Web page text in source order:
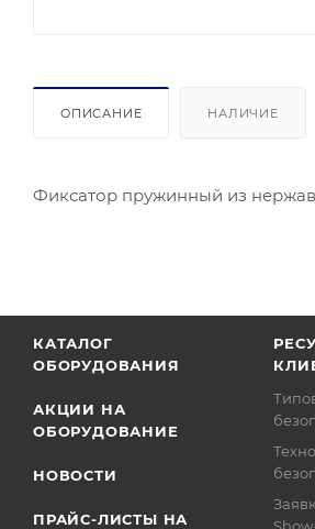
ОПИСАНИЕ НАЛИЧИЕ
Фиксатор пружинный из
КАТАЛОГ
ОБОРУДОВАНИЯ
АКЦИИ НА
ОБОРУДОВАНИЕ
НОВОСТИ
ПРАЙС-ЛИСТЫ НА